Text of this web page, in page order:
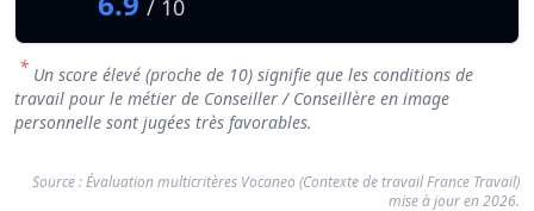
/ 10
* Un score élevé (proche de 10) signifie que les conditions de
travail pour le métier de Conseiller / Conseillère en image
personnelle sont jugées très favorables.
Source : Évaluation multicritères Vocaneo (Contexte de travail France Travail)
mise à jour en 2026.